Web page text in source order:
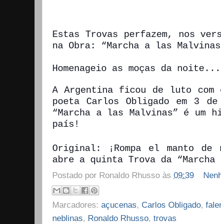
Estas Trovas perfazem, nos
na Obra: “Marcha a las
Homenageio as moças da noite...
A Argentina ficou de luto com
poeta Carlos Obligado em 3
“Marcha a las Malvinas” é um
país!
Original: ¡Rompa el manto
abre a quinta Trova da
Postado por Ronaldo Rhusso às 09:39
Marcadores: açucenas, Carlos Obligado,
neblinas, Ronaldo Rhusso, trovas